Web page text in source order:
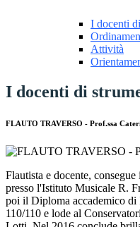
I docenti
Attività
I docenti di
FLAUTO TRAVERSO - Prof.ssa
Flautista e docente,
presso l'Istituto Musicale R.
poi il Diploma accademico
110/110 e lode al